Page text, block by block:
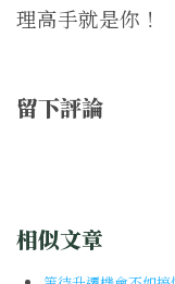
理高手就是你！
留下評論
相似文章